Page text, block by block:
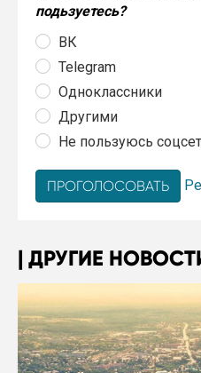
подьзуетесь?
ВК
Telegram
Одноклассники
Другими
Не пользуюсь
ДРУГИЕ